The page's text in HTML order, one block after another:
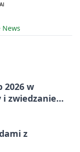
News
2026 w
i zwiedzanie
z